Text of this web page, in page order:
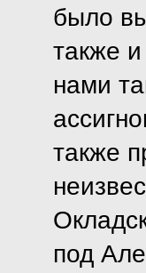
было
также
нами
также
под